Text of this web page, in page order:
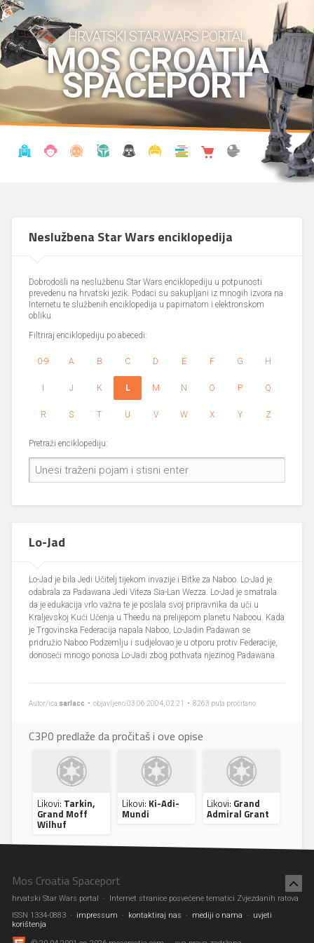
HRVATSKI STAR WARS PORTAL
MOS CROATIA
SPACEPORT
Neslužbena Star Wars enciklopedija
Dobrodošli na neslužbenu Star Wars enciklopediju u potpunosti
prevedenu na hrvatski jezik. Podaci su sakupljani iz mnogih izvora na
Internetu te službenih enciklopedija u papirnatom i elektronskom
obliku.
Filtriraj enciklopediju po abecedi:
0-9 A B C D E F G H
I J K L M N O P Q
R S T U V W X Y Z
Pretraži enciklopediju:
Lo-Jad
Lo-Jad je bila Jedi Učitelj tijekom invazije i Bitke za Naboo. Lo-Jad je
odabrala za Padawana Jedi Viteza Sia-Lan Wezza. Lo-Jad je smatrala
da je edukacija vrlo važna te je poslala svoj pripravnika da uči u
Kraljevskoj Kući Učenja u Theedu na prelijepom planetu Naboou. Kada
je Trgovinska Federacija napala Naboo, Lo-Jadin Padawan se
pridružio Naboo Podzemlju i sudjelovao je u otporu protiv Federacije,
donoseći mnogo ponosa Lo-Jadi zbog pothvata njezinog Padawana.
Autor/ica sarlacc • objavljeno 03.06.2004, 02:21 • 8263 puta pročitano
C3P0 predlaže da pročitaš i ove opise
Likovi: Tarkin,
Grand Moff
Wilhuf
Likovi: Ki-Adi-
Mundi
Likovi: Grand
Admiral Grant
Mos Croatia Spaceport
hrvatski Star Wars portal · Internet stranice posvećene tematici Zvjezdanih ratova
ISSN 1334-0883 ·
impressum · kontaktiraj nas · mediji o nama ·
uvjeti
korištenja